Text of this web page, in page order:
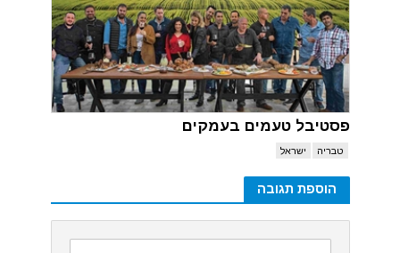
פסטיבל טעמים בעמקים
טבריה ישראל
הוספת תגובה